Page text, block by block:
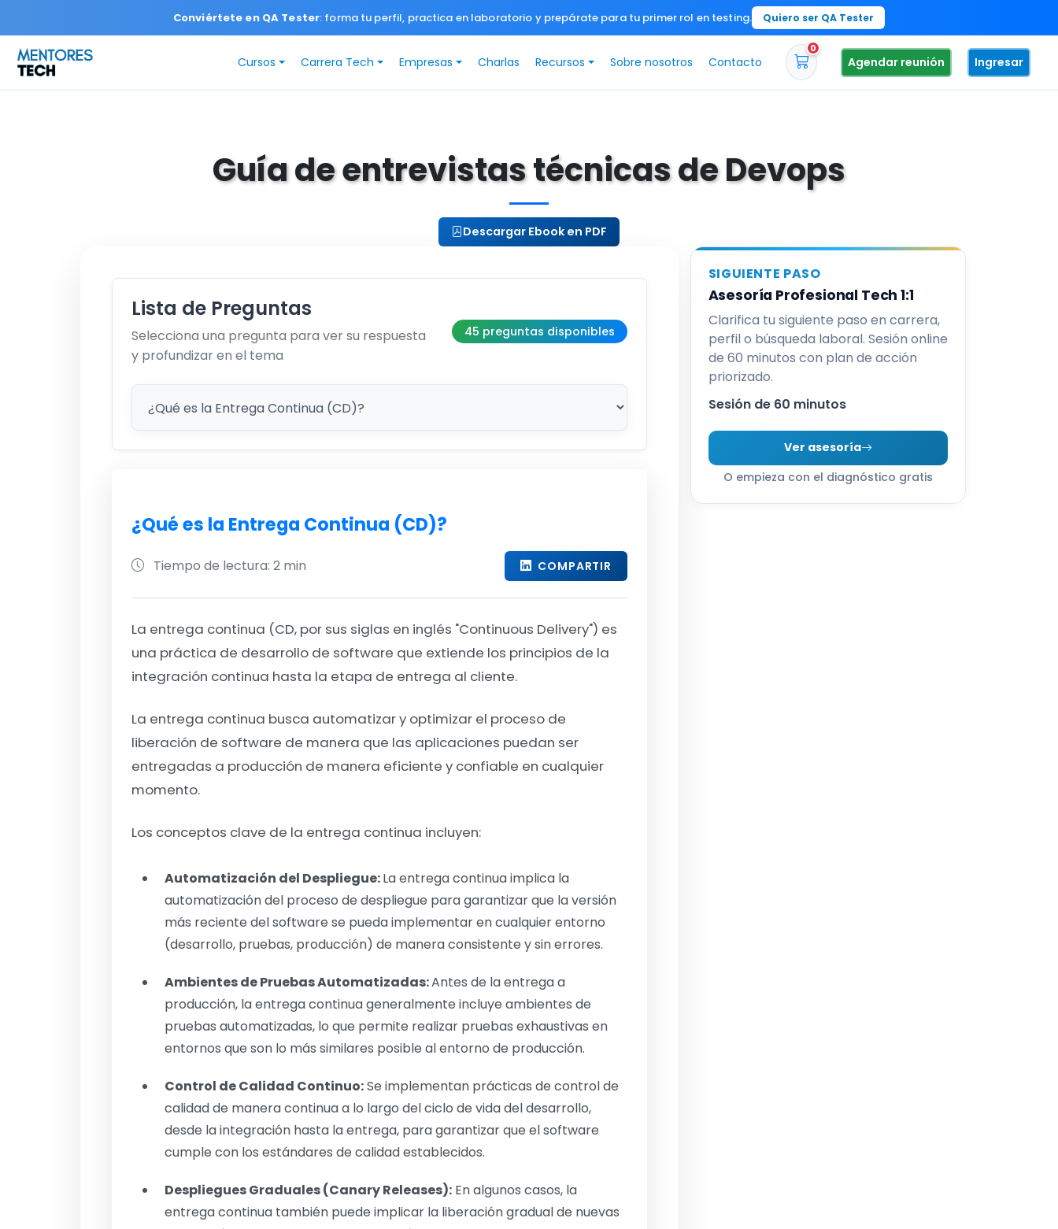
Conviértete en QA Tester: forma tu perfil, practica en laboratorio y prepárate para tu primer rol en testing. Quiero ser QA Tester
Cursos Carrera Tech Empresas Charlas Recursos Sobre nosotros Contacto
0
Agendar reunión Ingresar
Guía de entrevistas técnicas de Devops
Descargar Ebook en PDF
Lista de Preguntas
Selecciona una pregunta para ver su respuesta
y profundizar en el tema
45 preguntas disponibles
¿Qué es la Entrega Continua (CD)?
Tiempo de lectura: 2 min COMPARTIR
La entrega continua (CD, por sus siglas en inglés "Continuous Delivery") es
una práctica de desarrollo de software que extiende los principios de la
integración continua hasta la etapa de entrega al cliente.
La entrega continua busca automatizar y optimizar el proceso de
liberación de software de manera que las aplicaciones puedan ser
entregadas a producción de manera eficiente y confiable en cualquier
momento.
Los conceptos clave de la entrega continua incluyen:
Automatización del Despliegue:La entrega continua implica la
automatización del proceso de despliegue para garantizar que la versión
más reciente del software se pueda implementar en cualquier entorno
(desarrollo, pruebas, producción) de manera consistente y sin errores.
Ambientes de Pruebas Automatizadas:Antes de la entrega a
producción, la entrega continua generalmente incluye ambientes de
pruebas automatizadas, lo que permite realizar pruebas exhaustivas en
entornos que son lo más similares posible al entorno de producción.
Control de Calidad Continuo:Se implementan prácticas de control de
calidad de manera continua a lo largo del ciclo de vida del desarrollo,
desde la integración hasta la entrega, para garantizar que el software
cumple con los estándares de calidad establecidos.
Despliegues Graduales (Canary Releases): En algunos casos, la
entrega continua también puede implicar la liberación gradual de nuevas
SIGUIENTE PASO
Asesoría Profesional Tech 1:1
Clarifica tu siguiente paso en carrera,
perfil o búsqueda laboral. Sesión online
de 60 minutos con plan de acción
priorizado.
Sesión de 60 minutos
Ver asesoría
O empieza con el diagnóstico gratis